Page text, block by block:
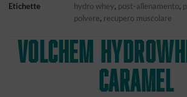
Etichette
hydro whey, post-allenamento,
polvere, recupero muscolare
VOLCHEM
CARAMEL